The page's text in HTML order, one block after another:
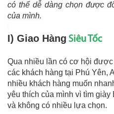
có thể dễ dàng chọn được
của mình.
I) Giao Hàng Siêu Tốc
Qua nhiều lần có cơ hội
các khách hàng tại Phú Yên,
nhiều khách hàng muốn
yêu thích của mình vì tìm
và không có nhiều lựa chọn.